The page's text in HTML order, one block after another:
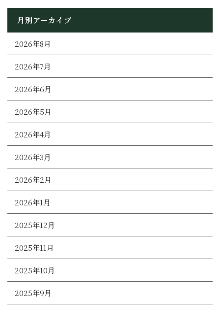
月別アーカイブ
2026年8月
2026年7月
2026年6月
2026年5月
2026年4月
2026年3月
2026年2月
2026年1月
2025年12月
2025年11月
2025年10月
2025年9月